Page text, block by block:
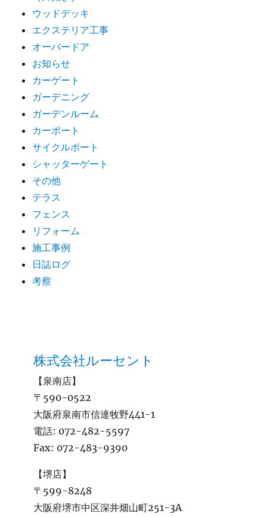
ウッドデッキ
エクステリア工事
オーバードア
お知らせ
カーゲート
ガーデニング
ガーデンルーム
カーポート
サイクルポート
シャッターゲート
その他
テラス
フェンス
リフォーム
施工事例
日誌ログ
考察
株式会社ルーセント
【泉南店】
〒590-0522
大阪府泉南市信達牧野441-1
電話: 072-482-5597
Fax: 072-483-9390
【堺店】
〒599-8248
大阪府堺市中区深井畑山町251-3A